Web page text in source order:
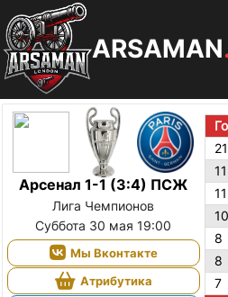
ARSAMAN
Арсенал 1-1 (3:4) ПСЖ
Лига Чемпионов
Суббота 30 мая 19:00
Мы Вконтакте
Атрибутика
21
11
11
10
8
8
7